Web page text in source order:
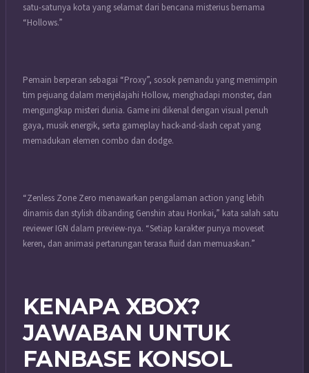
satu-satunya kota yang selamat dari bencana misterius bernama
“Hollows.”
Pemain berperan sebagai “Proxy”, sosok pemandu yang memimpin
tim pejuang dalam menjelajahi Hollow, menghadapi monster, dan
mengungkap misteri dunia. Game ini dikenal dengan visual penuh
gaya, musik energik, serta gameplay hack-and-slash cepat yang
memadukan elemen combo dan dodge.
“Zenless Zone Zero menawarkan pengalaman action yang lebih
dinamis dan stylish dibanding Genshin atau Honkai,” kata salah satu
reviewer IGN dalam preview-nya. “Setiap karakter punya moveset
keren, dan animasi pertarungan terasa fluid dan memuaskan.”
KENAPA XBOX?
JAWABAN UNTUK
FANBASE KONSOL